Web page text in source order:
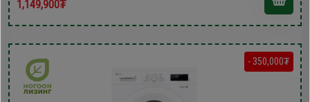
1,149,900₮
- 350,000₮